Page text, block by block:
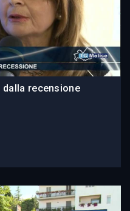
dalla recensione